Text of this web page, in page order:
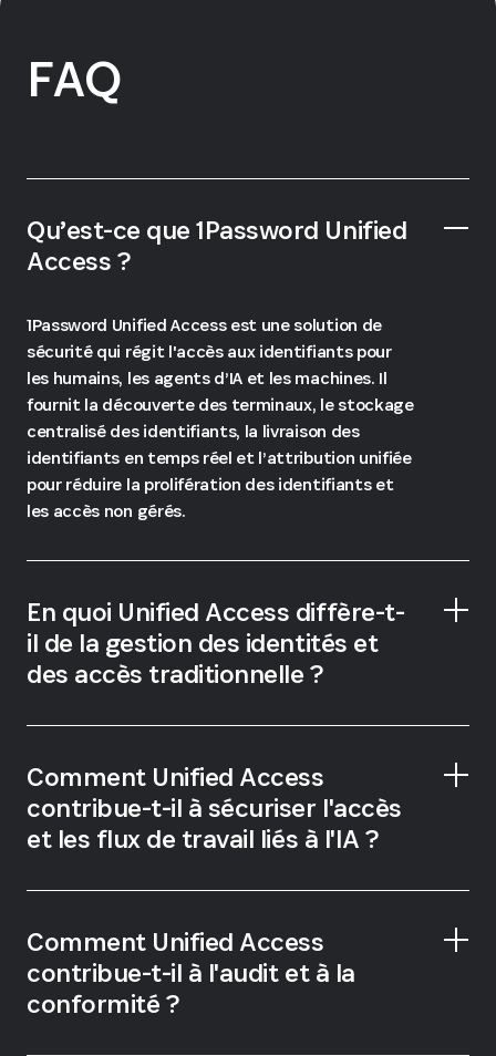
FAQ
Qu’est-ce que 1Password Unified
Access ?
1Password Unified Access est une solution de
sécurité qui régit l'accès aux identifiants pour
les humains, les agents d’IA et les machines. Il
fournit la découverte des terminaux, le stockage
centralisé des identifiants, la livraison des
identifiants en temps réel et l’attribution unifiée
pour réduire la prolifération des identifiants et
les accès non gérés.
En quoi Unified Access diffère-t-
il de la gestion des identités et
des accès traditionnelle ?
Comment Unified Access
contribue-t-il à sécuriser l'accès
et les flux de travail liés à l'IA ?
Comment Unified Access
contribue-t-il à l'audit et à la
conformité ?